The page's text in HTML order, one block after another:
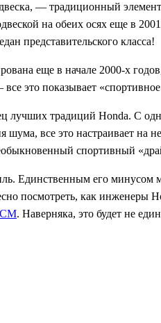
— традиционный
на обеих осях еще в
представительского класса!
еще в начале 2000-х
это показывает
лучших традиций Honda. C
шума, все это настраивает
спортивный
Единственным его
посмотреть, как
. Наверняка, это будет не